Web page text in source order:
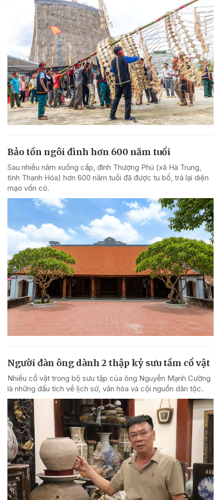
Bảo tồn ngôi đình hơn 600 năm tuổi
Sau nhiều năm xuống cấp, đình Thượng Phú (xã Hà Trung,
tỉnh Thanh Hóa) hơn 600 năm tuổi đã được tu bổ, trả lại diện
mạo vốn có.
Người đàn ông dành 2 thập kỷ sưu tầm cổ vật
Nhiều cổ vật trong bộ sưu tập của ông Nguyễn Mạnh Cường
là những dấu tích về lịch sử, văn hóa và cội nguồn dân tộc.